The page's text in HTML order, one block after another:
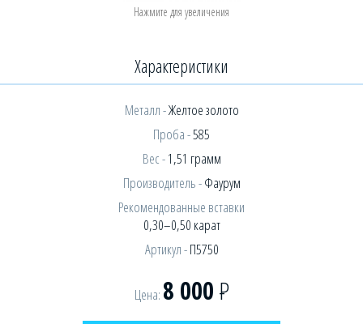
Характеристики
Металл -Желтое золото
Проба -585
Вес -1,51 грамм
Производитель -Фаурум
Рекомендованные вставки
0,30–0,50 карат
Артикул -П5750
Цена: 8 000Р